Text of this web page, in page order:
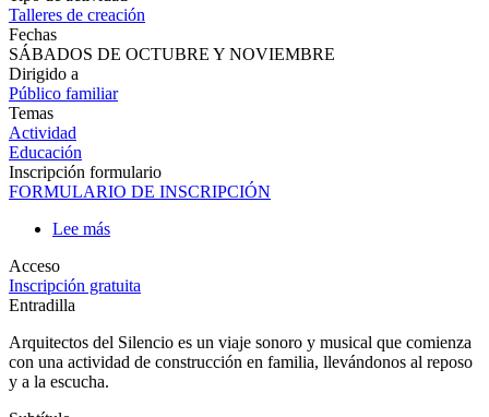
Tipo de actividad
Talleres de creación
Fechas
SÁBADOS DE OCTUBRE Y NOVIEMBRE
Dirigido a
Público familiar
Temas
Actividad
Educación
Inscripción formulario
DEL
PARA
FAMILIAS
Acceso
Inscripción gratuita
Arquitectos del Silencio es un viaje sonoro y musical que comienza
con una actividad de construcción en familia, llevándonos al reposo